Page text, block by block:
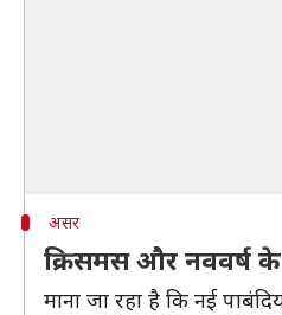
असर
क्रिसमस और नववर्ष के
माना जा रहा है कि नई